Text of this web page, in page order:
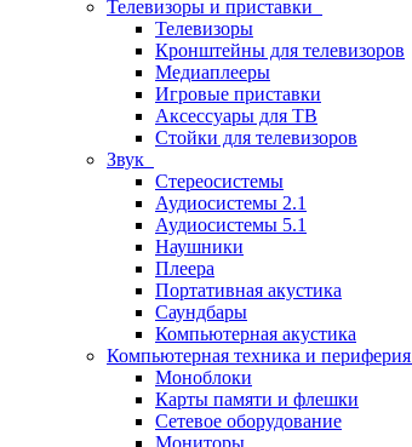
Телевизоры и приставки
Телевизоры
Кронштейны для телевизоров
Медиаплееры
Игровые приставки
Аксессуары для ТВ
Стойки для телевизоров
Звук
Стереосистемы
Аудиосистемы 2.1
Аудиосистемы 5.1
Наушники
Плеера
Портативная акустика
Саундбары
Компьютерная акустика
Компьютерная техника и периферия
Моноблоки
Карты памяти и флешки
Сетевое оборудование
Мониторы